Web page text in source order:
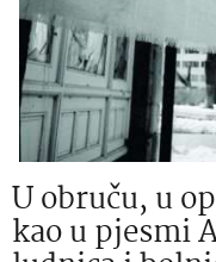
U obruču, u
kao u pjesmi